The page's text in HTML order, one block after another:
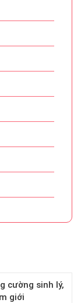
cường sinh lý,
giới